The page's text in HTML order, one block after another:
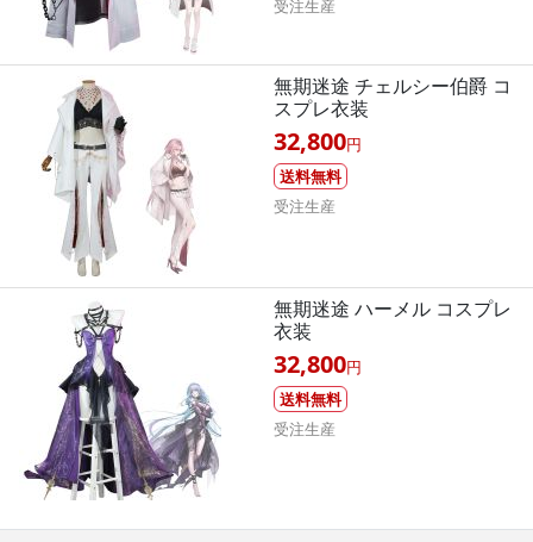
受注生産
無期迷途 チェルシー伯爵 コ
スプレ衣装
32,800円
送料無料
受注生産
無期迷途 ハーメル コスプレ
衣装
32,800円
送料無料
受注生産